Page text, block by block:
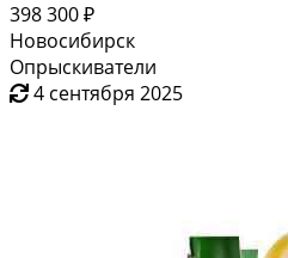
398 300 ₽
Новосибирск
Опрыскиватели
4 сентября 2025